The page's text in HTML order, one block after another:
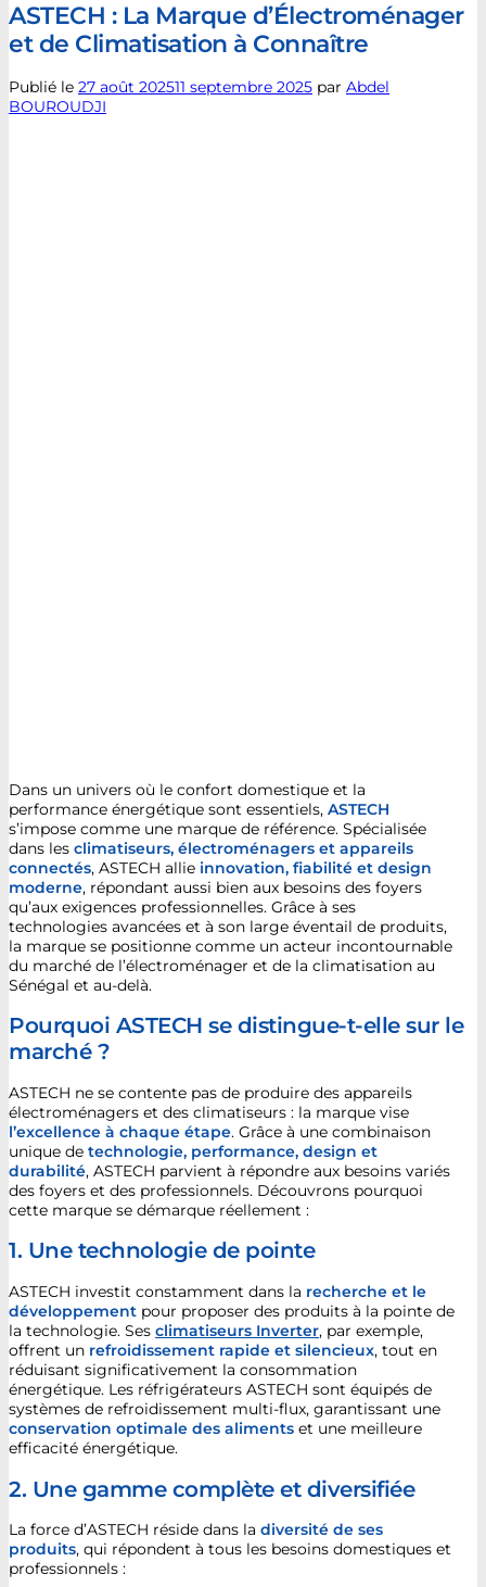
ASTECH : La Marque d’Électroménager
et de Climatisation à Connaître
Publié le 27 août 202511 septembre 2025 par Abdel
BOUROUDJI
Dans un univers où le confort domestique et la
performance énergétique sont essentiels, ASTECH
s’impose comme une marque de référence. Spécialisée
dans les climatiseurs, électroménagers et appareils
connectés, ASTECH allie innovation, fiabilité et design
moderne, répondant aussi bien aux besoins des foyers
qu’aux exigences professionnelles. Grâce à ses
technologies avancées et à son large éventail de produits,
la marque se positionne comme un acteur incontournable
du marché de l’électroménager et de la climatisation au
Sénégal et au-delà.
Pourquoi ASTECH se distingue-t-elle sur le
marché ?
ASTECH ne se contente pas de produire des appareils
électroménagers et des climatiseurs : la marque vise
l’excellence à chaque étape. Grâce à une combinaison
unique de technologie, performance, design et
durabilité, ASTECH parvient à répondre aux besoins variés
des foyers et des professionnels. Découvrons pourquoi
cette marque se démarque réellement :
1. Une technologie de pointe
ASTECH investit constamment dans la recherche et le
développement pour proposer des produits à la pointe de
la technologie. Ses climatiseurs Inverter, par exemple,
offrent un refroidissement rapide et silencieux, tout en
réduisant significativement la consommation
énergétique. Les réfrigérateurs ASTECH sont équipés de
systèmes de refroidissement multi-flux, garantissant une
conservation optimale des aliments et une meilleure
efficacité énergétique.
2. Une gamme complète et diversifiée
La force d’ASTECH réside dans la diversité de ses
produits, qui répondent à tous les besoins domestiques et
professionnels :